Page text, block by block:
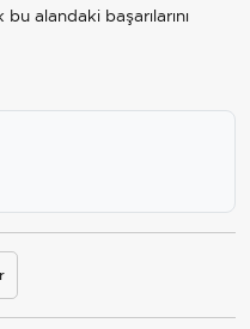
alandaki başarılarını